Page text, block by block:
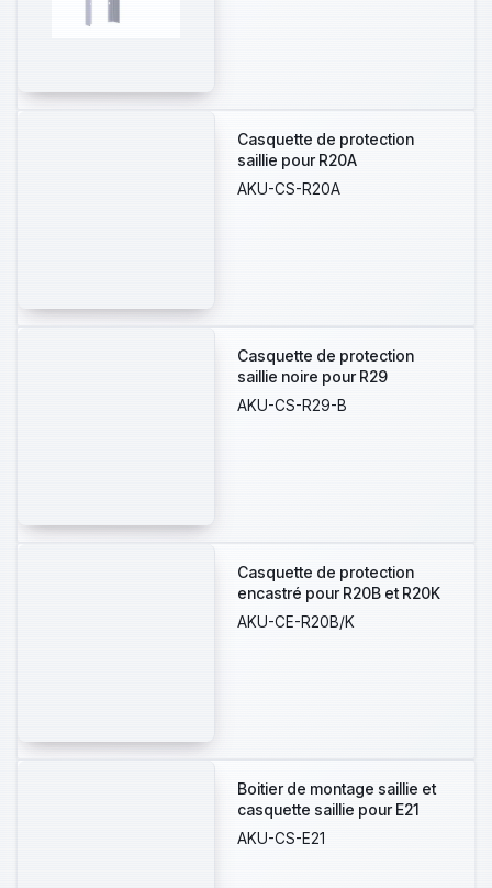
Casquette de protection
saillie pour R20A
AKU-CS-R20A
Casquette de protection
saillie noire pour R29
AKU-CS-R29-B
Casquette de protection
encastré pour R20B et R20K
AKU-CE-R20B/K
Boitier de montage saillie et
casquette saillie pour E21
AKU-CS-E21